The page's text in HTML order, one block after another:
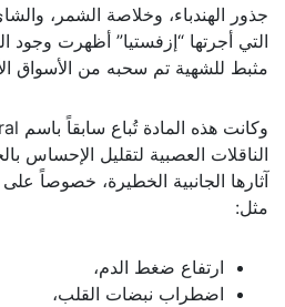
جذور الهندباء، وخلاصة الشمر،
التي أجرتها “إزفستيا” أظهرت وجود
مثبط للشهية تم سحبه من الأسواق
الناقلات العصبية لتقليل الإحساس
آثارها الجانبية الخطيرة، خصوصاً على
مثل:
ارتفاع ضغط الدم،
اضطراب نبضات القلب،